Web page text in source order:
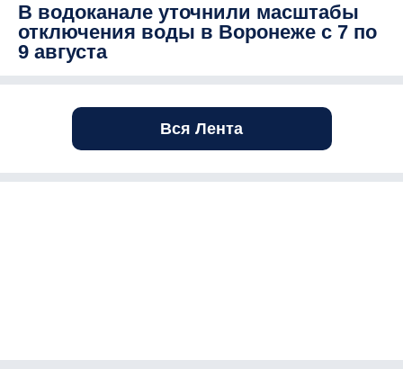
В водоканале уточнили масштабы
отключения воды в Воронеже с 7 по
9 августа
Вся Лента